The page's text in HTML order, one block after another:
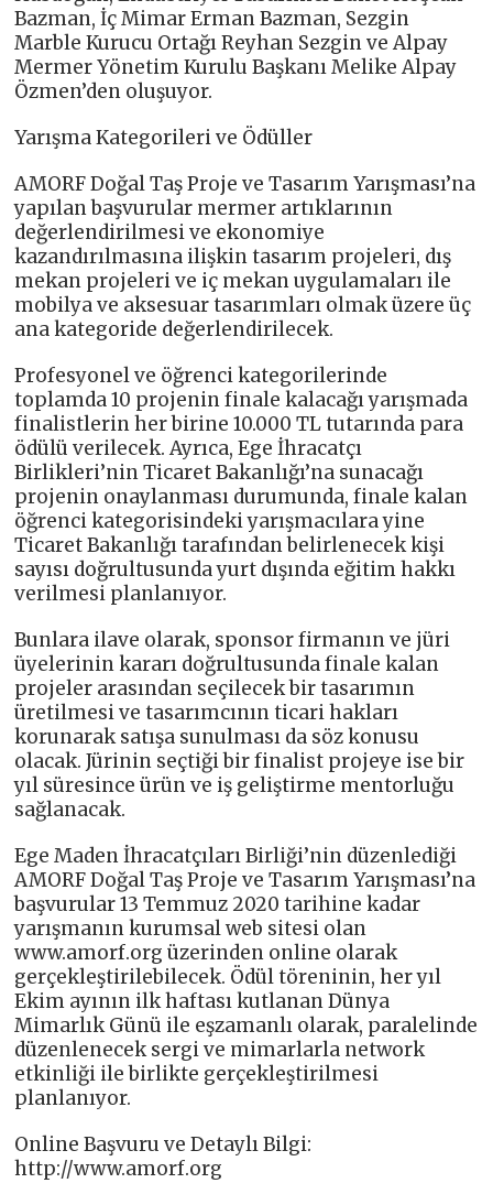
Bazman, İç Mimar Erman Bazman, Sezgin
Marble Kurucu Ortağı Reyhan Sezgin ve Alpay
Mermer Yönetim Kurulu Başkanı Melike Alpay
Özmen’den oluşuyor.
Yarışma Kategorileri ve Ödüller
AMORF Doğal Taş Proje ve Tasarım Yarışması’na
yapılan başvurular mermer artıklarının
değerlendirilmesi ve ekonomiye
kazandırılmasına ilişkin tasarım projeleri, dış
mekan projeleri ve iç mekan uygulamaları ile
mobilya ve aksesuar tasarımları olmak üzere üç
ana kategoride değerlendirilecek.
Profesyonel ve öğrenci kategorilerinde
toplamda 10 projenin finale kalacağı yarışmada
finalistlerin her birine 10.000 TL tutarında para
ödülü verilecek. Ayrıca, Ege İhracatçı
Birlikleri’nin Ticaret Bakanlığı’na sunacağı
projenin onaylanması durumunda, finale kalan
öğrenci kategorisindeki yarışmacılara yine
Ticaret Bakanlığı tarafından belirlenecek kişi
sayısı doğrultusunda yurt dışında eğitim hakkı
verilmesi planlanıyor.
Bunlara ilave olarak, sponsor firmanın ve jüri
üyelerinin kararı doğrultusunda finale kalan
projeler arasından seçilecek bir tasarımın
üretilmesi ve tasarımcının ticari hakları
korunarak satışa sunulması da söz konusu
olacak. Jürinin seçtiği bir finalist projeye ise bir
yıl süresince ürün ve iş geliştirme mentorluğu
sağlanacak.
Ege Maden İhracatçıları Birliği’nin düzenlediği
AMORF Doğal Taş Proje ve Tasarım Yarışması’na
başvurular 13 Temmuz 2020 tarihine kadar
yarışmanın kurumsal web sitesi olan
www.amorf.org üzerinden online olarak
gerçekleştirilebilecek. Ödül töreninin, her yıl
Ekim ayının ilk haftası kutlanan Dünya
Mimarlık Günü ile eşzamanlı olarak, paralelinde
düzenlenecek sergi ve mimarlarla network
etkinliği ile birlikte gerçekleştirilmesi
planlanıyor.
Online Başvuru ve Detaylı Bilgi:
http://www.amorf.org